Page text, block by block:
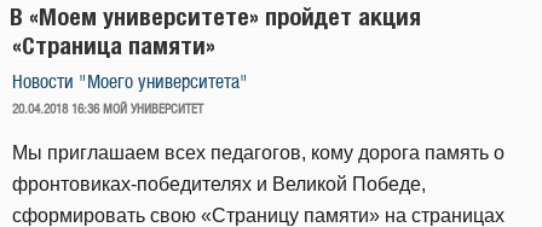
В «Моем университете» пройдет акция
«Страница памяти»
Новости "Моего университета"
ОПУБЛИКОВАНО
20.04.2018 16:36 МОЙ УНИВЕРСИТЕТ
Мы приглашаем всех педагогов, кому дорога память о
фронтовиках-победителях и Великой Победе,
сформировать свою «Страницу памяти» на страницах